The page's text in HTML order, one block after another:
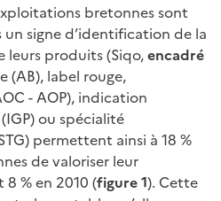
bretonnes sont
un signe d’identification de la
leurs produits (Siqo,encadré
(AB), label rouge,
- AOP), indication
ou spécialité
permettent ainsi à 18 %
de valoriser leur
% en 2010 (figure 1). Cette